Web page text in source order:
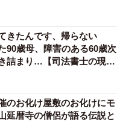
ます。
したが、非常に過ごし
なっているタイプで、
ました。普段スーパー
かけていましたが、日
なっていたんだなと改
きたんです、帰らない
歳母、障害のある60歳次
詰まり…【司法書士の現場
のお化け屋敷のお化けにモ
暦寺の僧侶が語る伝説と